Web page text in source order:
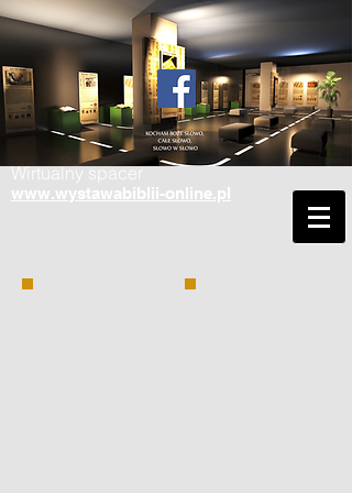
Wirtualny spacer
www.wystawabiblii-online.pl